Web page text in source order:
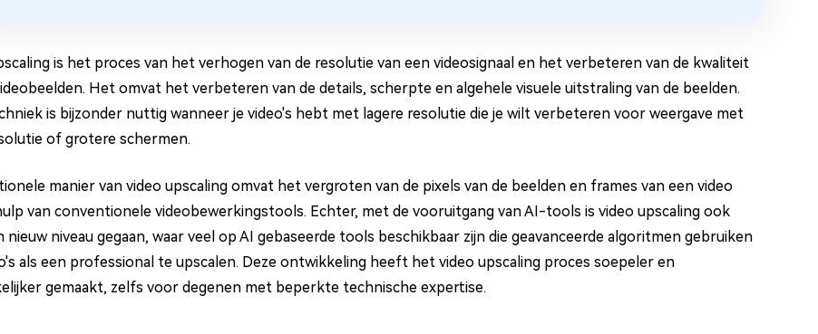
is het proces van het verhogen van de resolutie van een videosignaal en het verbeteren van de kwaliteit
Het omvat het verbeteren van de details, scherpte en algehele visuele uitstraling van de beelden.
is bijzonder nuttig wanneer je video's hebt met lagere resolutie die je wilt verbeteren voor weergave met
of grotere schermen.
manier van video upscaling omvat het vergroten van de pixels van de beelden en frames van een video
van conventionele videobewerkingstools. Echter, met de vooruitgang van AI-tools is video upscaling ook
nieuw niveau gegaan, waar veel op AI gebaseerde tools beschikbaar zijn die geavanceerde algoritmen gebruiken
als een professional te upscalen. Deze ontwikkeling heeft het video upscaling proces soepeler en
gemaakt, zelfs voor degenen met beperkte technische expertise.